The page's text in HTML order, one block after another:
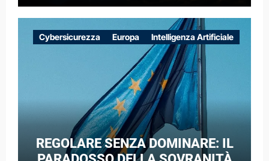
CASO DELLE RETI ELETTRICHE
EUROPEE NEL CONTESTO DELLA
GUERRA IBRIDA
Cybersicurezza Europa Intelligenza Artificiale
REGOLARE SENZA DOMINARE: IL